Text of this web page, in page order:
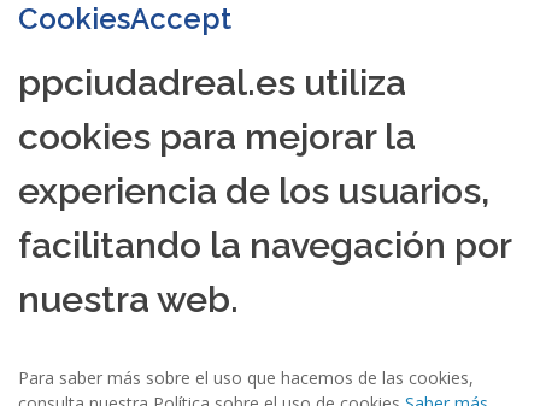
CookiesAccept
ppciudadreal.es utiliza
cookies para mejorar la
experiencia de los usuarios,
facilitando la navegación por
nuestra web.
Para saber más sobre el uso que hacemos de las cookies,